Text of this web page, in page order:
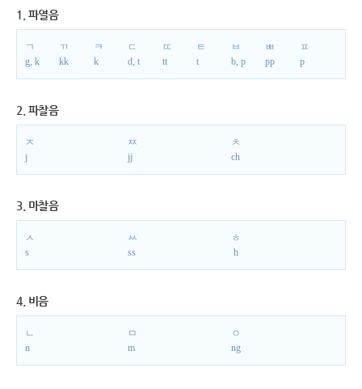
1. 파열음
ㄱ
g, k
ㄲ
kk
ㅋ
k
ㄷ
d, t
ㄸ
tt
ㅌ
t
ㅂ
b, p
ㅃ
pp
ㅍ
p
2. 파찰음
ㅈ
j
ㅉ
jj
ㅊ
ch
3. 마찰음
ㅅ
s
ㅆ
ss
ㅎ
h
4. 비음
ㄴ
n
ㅁ
m
ㅇ
ng